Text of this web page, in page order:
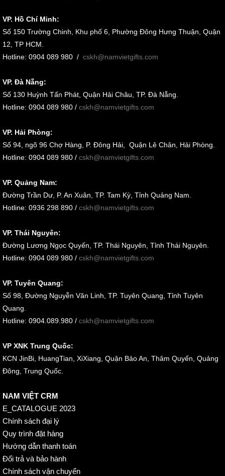
VP. Hồ Chí Minh:
Số 150 Trường Chinh, Khu phố 6, Phường Đông Hưng Thuận, Quận
12, TP HCM.
Hotline: 0904 089 980 / cskh@namvietgifts.com
VP. Đà Nẵng:
Số 130 Huỳnh Tấn Phát, Quận Hải Châu, TP. Đà Nẵng.
Hotline: 0904 089 980 / cskh@namvietgifts.com
VP. Hải Phòng:
Số 94, ngõ 96 Chợ Hàng, P. Đông Hải, Quận Lê Chân, Hải Phòng.
Hotline: 0904 089 980 / cskh@namvietgifts.com
VP. Quảng Nam:
Đường Trần Dư, P. An Xuân, TP. Tam Kỳ, Tỉnh Quảng Nam.
Hotline: 0936 298 890 / cskh@namvietgifts.com
VP. Thái Nguyên:
Đường Lương Ngọc Quyến, TP. Thái Nguyên, Tỉnh Thái Nguyên.
Hotline: 0904 089 980 / cskh@namvietgifts.com
VP. Tuyên Quang:
Số 98, Đường Nguyễn Văn Linh, TP. Tuyên Quang, Tỉnh Tuyên
Quang.
Hotline: 0904.089.980 / cskh@namvietgifts.com
VP XNK Trung Quốc:
KCN JinBi, HuangTian, XiXiang, Quận Bảo An, Thâm Quyến, Quảng
Đông, Trung Quốc.
NAM VIỆT CRM
E_CATALOGUE 2023
Chính sách đại lý
Quy trình đặt hàng
Hướng dẫn thanh toán
Đổi trả và bảo hành
Chính sách vận chuyển